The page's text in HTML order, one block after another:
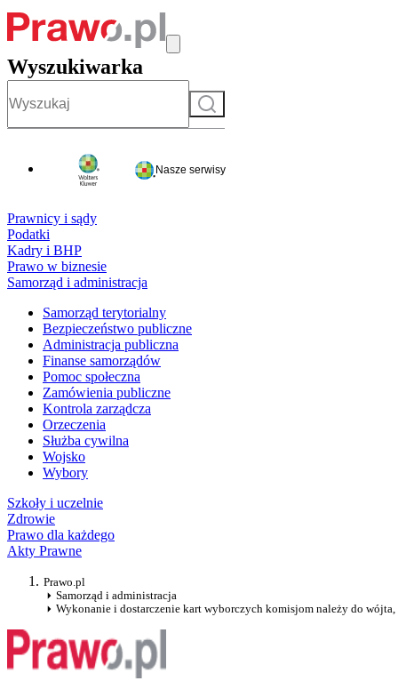
Wyszukiwarka
Szukaj
Nasze serwisy
Prawnicy i sądy
Podatki
Kadry i BHP
Prawo w biznesie
Samorząd i administracja
Samorząd terytorialny
Bezpieczeństwo publiczne
Administracja publiczna
Finanse samorządów
Pomoc społeczna
Zamówienia publiczne
Kontrola zarządcza
Orzeczenia
Służba cywilna
Wojsko
Wybory
Szkoły i uczelnie
Zdrowie
Prawo dla każdego
Akty Prawne
Prawo.pl
Samorząd i administracja
Wykonanie i dostarczenie kart wyborczych komisjom należy do wójta,